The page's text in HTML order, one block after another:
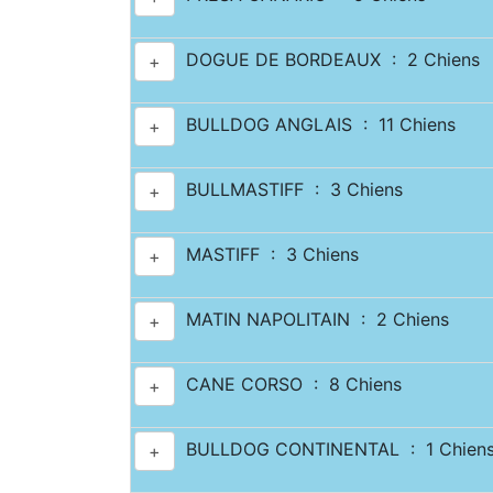
+ DOGUE DE BORDEAUX : 2 Chiens
+ BULLDOG ANGLAIS : 11 Chiens
+ BULLMASTIFF : 3 Chiens
+ MASTIFF : 3 Chiens
+ MATIN NAPOLITAIN : 2 Chiens
+ CANE CORSO : 8 Chiens
+ BULLDOG CONTINENTAL : 1